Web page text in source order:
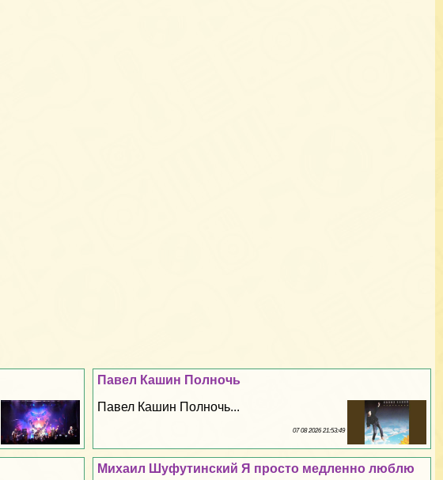
Павел Кашин Полночь
Павел Кашин Полночь...
07 08 2026 21:53:49
Михаил Шуфутинский Я просто медленно люблю